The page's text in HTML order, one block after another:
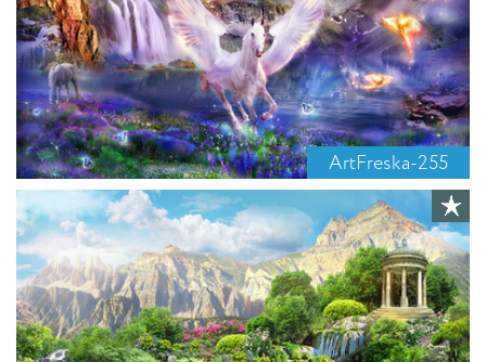
ArtFreska-255